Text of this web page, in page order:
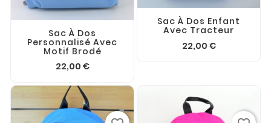
Sac À Dos
Personnalisé Avec
Motif Brodé
22,00 €
Sac À Dos Enfant
Avec Tracteur
22,00 €